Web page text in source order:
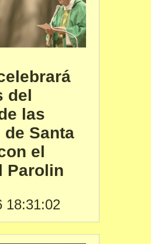
del
las
Santa
el
Parolin
18:31:02